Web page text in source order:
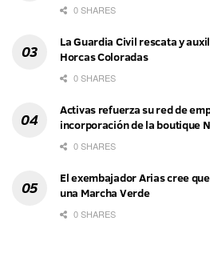
0 SHARES
La Guardia Civil rescata y
Horcas Coloradas
0 SHARES
Activas refuerza su red de
incorporación de la boutique
0 SHARES
El exembajador Arias cree
una Marcha Verde
0 SHARES